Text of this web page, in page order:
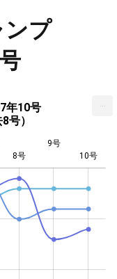
ンプ
年10号
号）
8号
9号
10号